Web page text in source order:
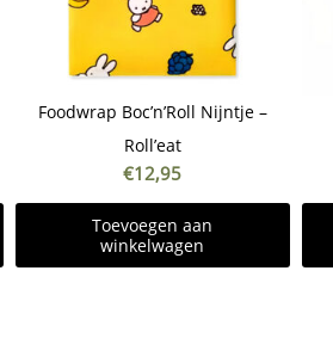
Foodwrap Boc’n’Roll Nijntje –
Roll’eat
€12,95
Toevoegen aan
winkelwagen